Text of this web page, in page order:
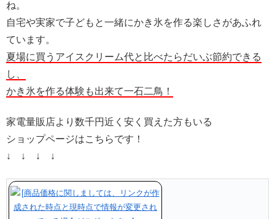
ね。
自宅や実家で子どもと一緒にかき氷を作る楽しさがあふれ
ています。
夏場に買うアイスクリーム代と比べたらだいぶ節約できる
し、
かき氷を作る体験も出来て一石二鳥！
家電量販店より数千円近く安く買えた方もいる
ショップページはこちらです！
↓ ↓ ↓ ↓